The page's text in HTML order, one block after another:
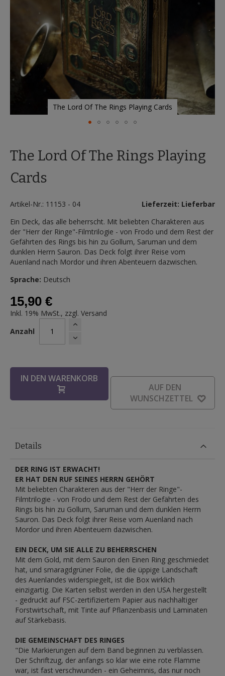
The Lord Of The Rings Playing Cards
der
springen
The Lord Of The Rings Playing
Cards
Artikel-Nr.: 11153 - 04
Lieferzeit: Lieferbar
Ein Deck, das alle beherrscht. Mit beliebten Charakteren aus
der "Herr der Ringe"-Filmtrilogie - von Frodo und dem Rest der
Gefährten des Rings bis hin zu Gollum, Saruman und dem
dunklen Herrn Sauron. Das Deck folgt ihrer Reise vom
Auenland nach Mordor und ihren Abenteuern dazwischen.
Sprache: Deutsch
15,90 €
Inkl. 19% MwSt., zzgl. Versand
Anzahl
IN DEN WARENKORB
AUF DEN
WUNSCHZETTEL
Details
DER RING IST ERWACHT!
ER HAT DEN RUF SEINES HERRN GEHÖRT
Mit beliebten Charakteren aus der "Herr der Ringe"-
Filmtrilogie - von Frodo und dem Rest der Gefährten des
Rings bis hin zu Gollum, Saruman und dem dunklen Herrn
Sauron. Das Deck folgt ihrer Reise vom Auenland nach
Mordor und ihren Abenteuern dazwischen.
EIN DECK, UM SIE ALLE ZU BEHERRSCHEN
Mit dem Gold, mit dem Sauron den Einen Ring geschmiedet
hat, und smaragdgrüner Folie, die die üppige Landschaft
des Auenlandes widerspiegelt, ist die Box wirklich
einzigartig. Die Karten selbst werden in den USA hergestellt
- gedruckt auf FSC-zertifiziertem Papier aus nachhaltiger
Forstwirtschaft, mit Tinte auf Pflanzenbasis und Laminaten
auf Stärkebasis.
DIE GEMEINSCHAFT DES RINGES
"Die Markierungen auf dem Band beginnen zu verblassen.
Der Schriftzug, der anfangs so klar wie eine rote Flamme
war, ist fast verschwunden - ein Geheimnis, das nur noch